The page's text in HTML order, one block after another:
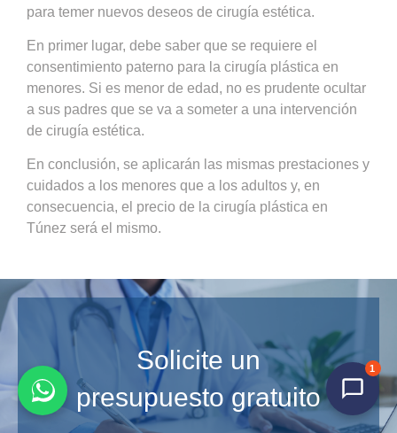
para temer nuevos deseos de cirugía estética.
En primer lugar, debe saber que se requiere el
consentimiento paterno para la cirugía plástica en
menores. Si es menor de edad, no es prudente ocultar
a sus padres que se va a someter a una intervención
de cirugía estética.
En conclusión, se aplicarán las mismas prestaciones y
cuidados a los menores que a los adultos y, en
consecuencia, el precio de la cirugía plástica en
Túnez será el mismo.
Solicite un
presupuesto gratuito
1